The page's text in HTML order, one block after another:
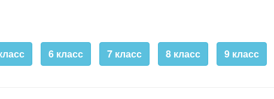
6 класс 7 класс 8 класс 9 класс